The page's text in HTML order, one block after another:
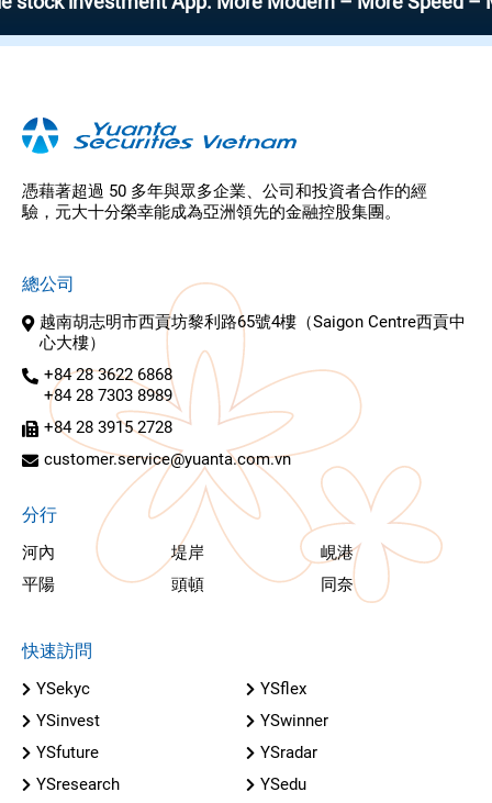
憑藉著超過 50 多年與眾多企業、公司和投資者合作的經
驗，元大十分榮幸能成為亞洲領先的金融控股集團。
總公司
越南胡志明市西貢坊黎利路65號4樓（Saigon Centre西貢中
心大樓）
+84 28 3622 6868
+84 28 7303 8989
+84 28 3915 2728
customer.service@yuanta.com.vn
分行
河內 堤岸
峴港
平陽
頭頓 同奈
快速訪問
YSekyc
YSflex
YSinvest
YSwinner
YSfuture
YSradar
YSresearch
YSedu